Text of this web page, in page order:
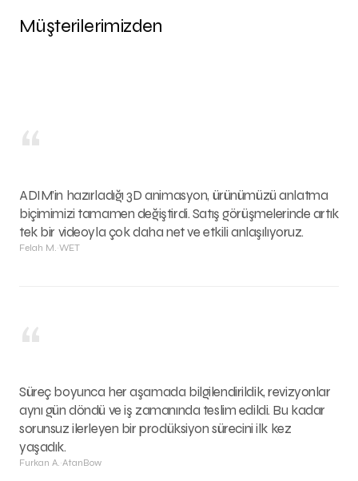
Müşterilerimizden
“
ADIM’in hazırladığı 3D animasyon, ürünümüzü anlatma
biçimimizi tamamen değiştirdi. Satış görüşmelerinde artık
tek bir videoyla çok daha net ve etkili anlaşılıyoruz.
Felah M.·WET
“
Süreç boyunca her aşamada bilgilendirildik, revizyonlar
aynı gün döndü ve iş zamanında teslim edildi. Bu kadar
sorunsuz ilerleyen bir prodüksiyon sürecini ilk kez
yaşadık.
Furkan A.·AtanBow